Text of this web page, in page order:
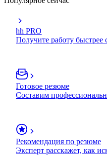
hh PRO
Получите работу
Готовое резюме
Составим
Рекомендация по резюме
Эксперт расскажет, как